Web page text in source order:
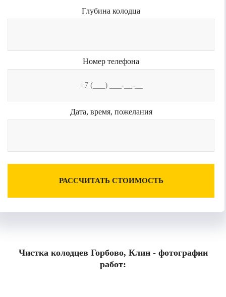
Глубина колодца
Номер телефона
Дата, время, пожелания
РАССЧИТАТЬ СТОИМОСТЬ
Чистка колодцев Горбово, Клин - фотографии
работ: